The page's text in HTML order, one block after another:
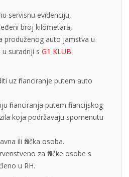
servisnu evidenciju,
broj kilometara,
produženog auto jamstva u
suradnji s G1 KLUB
uz financiranje putem auto
financiranja putem financijskog
koja podržavaju spomenutu
ili fizička osoba.
za fizičke osobe s
u RH.